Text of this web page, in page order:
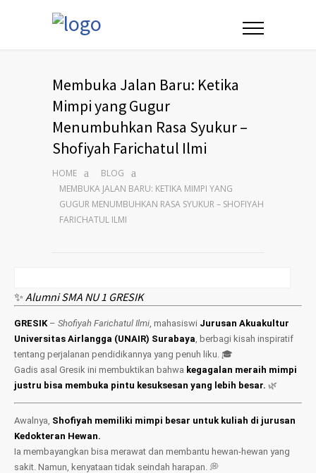
Membuka Jalan Baru: Ketika
Mimpi yang Gugur
Menumbuhkan Rasa Syukur –
Shofiyah Farichatul Ilmi
HOME
BLOG
MEMBUKA JALAN BARU: KETIKA MIMPI YANG
GUGUR MENUMBUHKAN RASA SYUKUR – SHOFIYAH
FARICHATUL ILMI
✨ Alumni SMA NU 1 GRESIK
GRESIK– Shofiyah Farichatul Ilmi, mahasiswi Jurusan Akuakultur
Universitas Airlangga (UNAIR) Surabaya, berbagi kisah inspiratif
tentang perjalanan pendidikannya yang penuh liku. 🎓
Gadis asal Gresik ini membuktikan bahwa kegagalan meraih mimpi
justru bisa membuka pintu kesuksesan yang lebih besar. 🌿
Awalnya, Shofiyah memiliki mimpi besar untuk kuliah di jurusan
Kedokteran Hewan.
Ia membayangkan bisa merawat dan membantu hewan-hewan yang
sakit. Namun, kenyataan tidak seindah harapan. 💭